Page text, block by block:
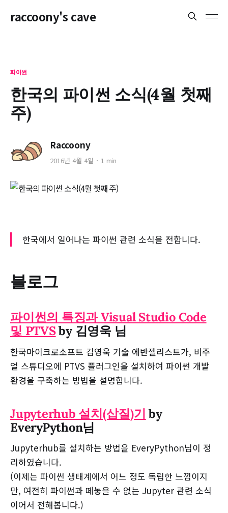
raccoony's cave
파이썬
한국의 파이썬 소식(4월 첫째
주)
Raccoony
2016년 4월 4일 1 min
한국에서 일어나는 파이썬 관련 소식을 전합니다.
블로그
파이썬의 특징과 Visual Studio Code
및 PTVSby 김영욱 님
한국마이크로소프트 김영욱 기술 에반젤리스트가, 비주
얼 스튜디오에 PTVS 플러그인을 설치하여 파이썬 개발
환경을 구축하는 방법을 설명합니다.
Jupyterhub 설치(삽질)기 by
EveryPython님
Jupyterhub를 설치하는 방법을 EveryPython님이 정
리하였습니다.
(이제는 파이썬 생태계에서 어느 정도 독립한 느낌이지
만, 여전히 파이썬과 떼놓을 수 없는 Jupyter 관련 소식
이어서 전해봅니다.)